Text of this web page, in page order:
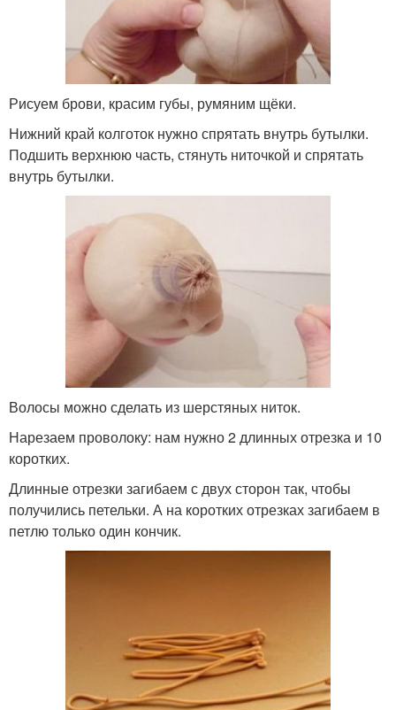
Рисуем брови, красим губы, румяним щёки.
Нижний край колготок нужно спрятать внутрь бутылки.
Подшить верхнюю часть, стянуть ниточкой и спрятать
внутрь бутылки.
Волосы можно сделать из шерстяных ниток.
Нарезаем проволоку: нам нужно 2 длинных отрезка и 10
коротких.
Длинные отрезки загибаем с двух сторон так, чтобы
получились петельки. А на коротких отрезках загибаем в
петлю только один кончик.